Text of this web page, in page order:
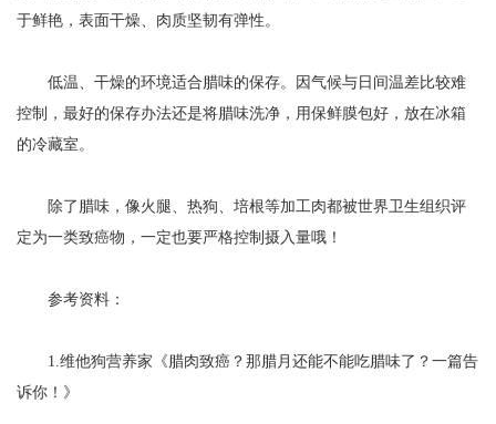
于鲜艳，表面干燥、肉质坚韧有弹性。
低温、干燥的环境适合腊味的保存。因气候与日间温差比较难
控制，最好的保存办法还是将腊味洗净，用保鲜膜包好，放在冰箱
的冷藏室。
除了腊味，像火腿、热狗、培根等加工肉都被世界卫生组织评
定为一类致癌物，一定也要严格控制摄入量哦！
参考资料：
1.维他狗营养家《腊肉致癌？那腊月还能不能吃腊味了？一篇告
诉你！》